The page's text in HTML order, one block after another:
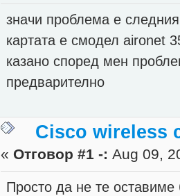
значи проблема е
картата е смодел aironet
казано според мен
предварително
Cisco wireless
« Отговор #1 -: Aug 09,
Просто да не те оставиме